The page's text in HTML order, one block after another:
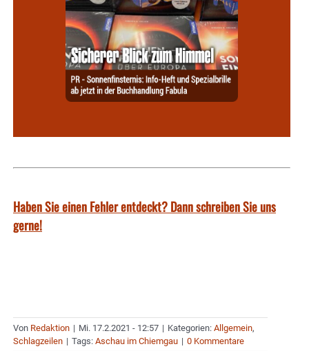
Haben Sie einen Fehler entdeckt? Dann schreiben Sie uns
gerne!
Von Redaktion | Mi. 17.2.2021 - 12:57 | Kategorien: Allgemein,
Schlagzeilen | Tags: Aschau im Chiemgau | 0 Kommentare